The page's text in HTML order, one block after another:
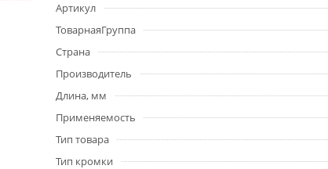
Артикул
ТоварнаяГруппа
Страна
Производитель
Длина, мм
Применяемость
Тип товара
Тип кромки